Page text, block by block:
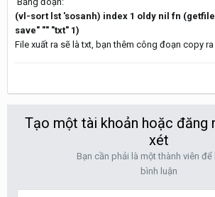
(vl-sort lst 'sosanh) index 1 oldy nil fn
save" "" "txt" 1)
File xuất ra sẽ là txt, bạn thêm công đoạn copy ra
Tạo một tài khoản hoặc đăng
xét
Bạn cần phải là một thành viên để
bình luận